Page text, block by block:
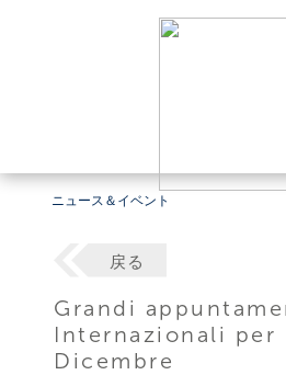
ニュース＆イベント
戻る
Grandi
Internazionali per
Dicembre